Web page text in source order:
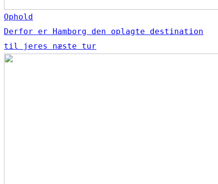
Ophold
Derfor er Hamborg den oplagte destination
til jeres næste tur